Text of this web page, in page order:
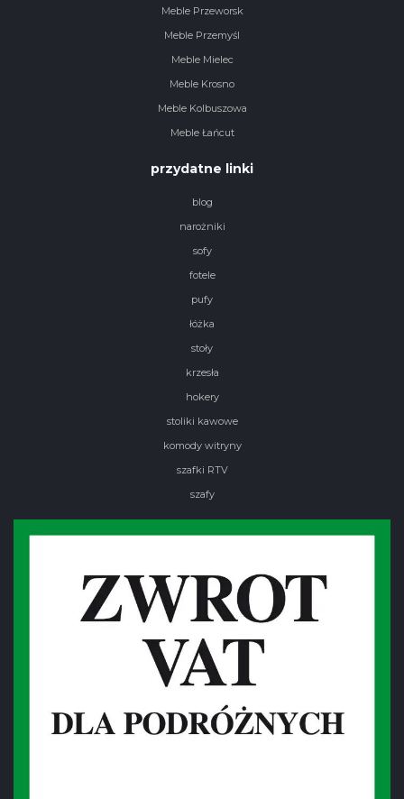
Meble Przeworsk
Meble Przemyśl
Meble Mielec
Meble Krosno
Meble Kolbuszowa
Meble Łańcut
przydatne linki
blog
narożniki
sofy
fotele
pufy
łóżka
stoły
krzesła
hokery
stoliki kawowe
komody witryny
szafki RTV
szafy